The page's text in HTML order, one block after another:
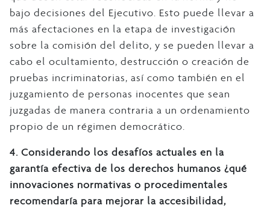
bajo decisiones del Ejecutivo. Esto puede llevar a
más afectaciones en la etapa de investigación
sobre la comisión del delito, y se pueden llevar a
cabo el ocultamiento, destrucción o creación de
pruebas incriminatorias, así como también en el
juzgamiento de personas inocentes que sean
juzgadas de manera contraria a un ordenamiento
propio de un régimen democrático.
4. Considerando los desafíos actuales en la
garantía efectiva de los derechos humanos ¿qué
innovaciones normativas o procedimentales
recomendaría para mejorar la accesibilidad,